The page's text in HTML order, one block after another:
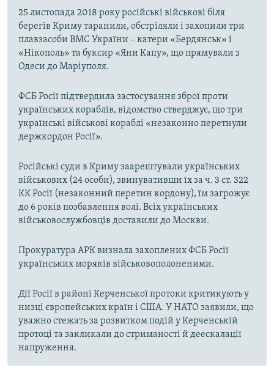
25 листопада 2018 року російські військові біля
берегів Криму таранили, обстріляли і захопили три
плавзасоби ВМС України – катери «Бердянськ» і
«Нікополь» та буксир «Яни Капу», що прямували з
Одеси до Маріуполя.
ФСБ Росії підтвердила застосування зброї проти
українських кораблів, відомство стверджує, що три
українські військові кораблі «незаконно перетнули
держкордон Росії».
Російські суди в Криму заарештували українських
військових (24 особи), звинувативши їх за ч. 3 ст. 322
КК Росії (незаконний перетин кордону), їм загрожує
до 6 років позбавлення волі. Всіх українських
військовослужбовців доставили до Москви.
Прокуратура АРК визнала захоплених ФСБ Росії
українських моряків військовополоненими.
Дії Росії в районі Керченської протоки критикують у
низці європейських країн і США. У НАТО заявили, що
уважно стежать за розвитком подій у Керченській
протоці та закликали до стриманості й деескалації
напруження.